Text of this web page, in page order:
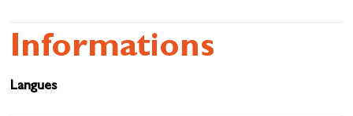
Informations
Langues